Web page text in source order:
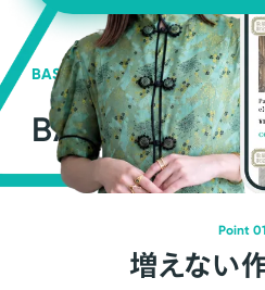
BASEの強み
BASEが強い3
Point 01
増えない